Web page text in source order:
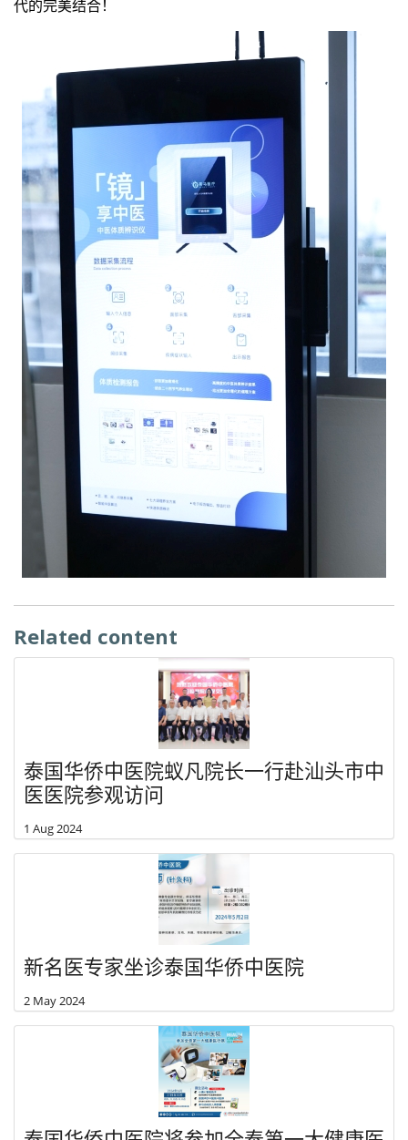
代的完美结合！
Related content
泰国华侨中医院蚁凡院长一行赴汕头市中
医医院参观访问
1 Aug 2024
新名医专家坐诊泰国华侨中医院
2 May 2024